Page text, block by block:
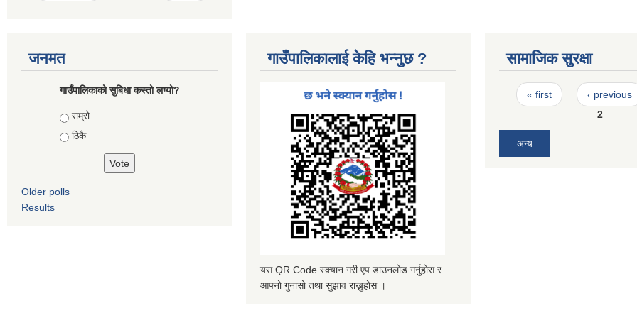
जनमत
गाउँपालिकाको सुबिधा कस्तो लग्यो?
Choices
राम्रो
ठिकै
Older polls
Results
गाउँपालिकालाई केहि भन्नुछ ?
यस QR Code स्क्यान गरी एप डाउनलोड गर्नुहोस र
आफ्नो गुनासो तथा सुझाव राख्नुहोस ।
सामाजिक सुरक्षा
Pages
« first
‹ previous
2
अन्य